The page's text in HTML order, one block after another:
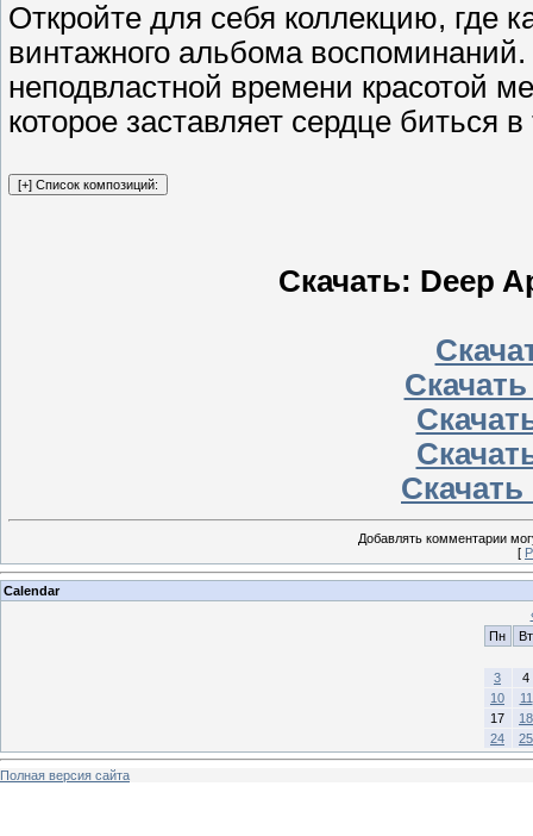
Откройте для себя коллекцию, где
винтажного альбома воспоминаний.
неподвластной времени красотой
которое заставляет сердце биться
Скачать: Deep
Добавлять комментарии
[
Calendar
Пн
Вт
3
4
10
11
17
18
24
25
Полная версия сайта